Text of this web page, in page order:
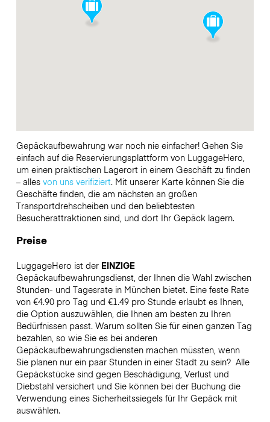
Gepäckaufbewahrung war noch nie einfacher! Gehen Sie
einfach auf die Reservierungsplattform von LuggageHero,
um einen praktischen Lagerort in einem Geschäft zu finden
– alles von uns verifiziert. Mit unserer Karte können Sie die
Geschäfte finden, die am nächsten an großen
Transportdrehscheiben und den beliebtesten
Besucherattraktionen sind, und dort Ihr Gepäck lagern.
Preise
LuggageHero ist der EINZIGE
Gepäckaufbewahrungsdienst, der Ihnen die Wahl zwischen
Stunden- und Tagesrate in München bietet. Eine feste Rate
von €4.90 pro Tag und €1.49 pro Stunde erlaubt es Ihnen,
die Option auszuwählen, die Ihnen am besten zu Ihren
Bedürfnissen passt. Warum sollten Sie für einen ganzen Tag
bezahlen, so wie Sie es bei anderen
Gepäckaufbewahrungsdiensten machen müssten, wenn
Sie planen nur ein paar Stunden in einer Stadt zu sein? Alle
Gepäckstücke sind gegen Beschädigung, Verlust und
Diebstahl versichert und Sie können bei der Buchung die
Verwendung eines Sicherheitssiegels für Ihr Gepäck mit
auswählen.